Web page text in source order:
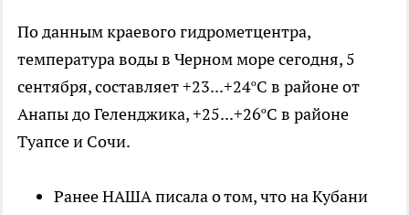
По данным краевого гидрометцентра,
температура воды в Черном море сегодня, 5
сентября, составляет +23...+24ºС в районе от
Анапы до Геленджика, +25...+26ºС в районе
Туапсе и Сочи.
Ранее НАША писала о том, что на Кубани